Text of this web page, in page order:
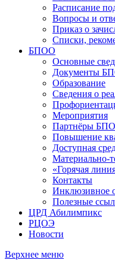
Расписание
Вопросы и
Приказ о
Списки,
БПОО
Основные
Документы
Образование
Сведения о
Мероприятия
Партнёры
Повышение
Доступная
Материально-
«Горячая
Контакты
Инклюзивное
Полезные
ЦРД Абилимпикс
РЦОЭ
Новости
Верхнее меню